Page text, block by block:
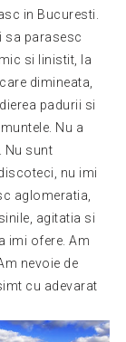
in Bucuresti.
sa parasesc
si linistit, la
dimineata,
padurii si
Nu a
Nu sunt
nu imi
aglomeratia,
agitatia si
imi ofere. Am
nevoie de
cu adevarat